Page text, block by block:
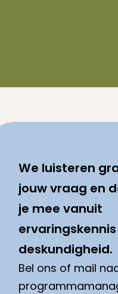
We luisteren
jouw vraag en
je mee vanuit
deskundigheid.
Bel ons of mail